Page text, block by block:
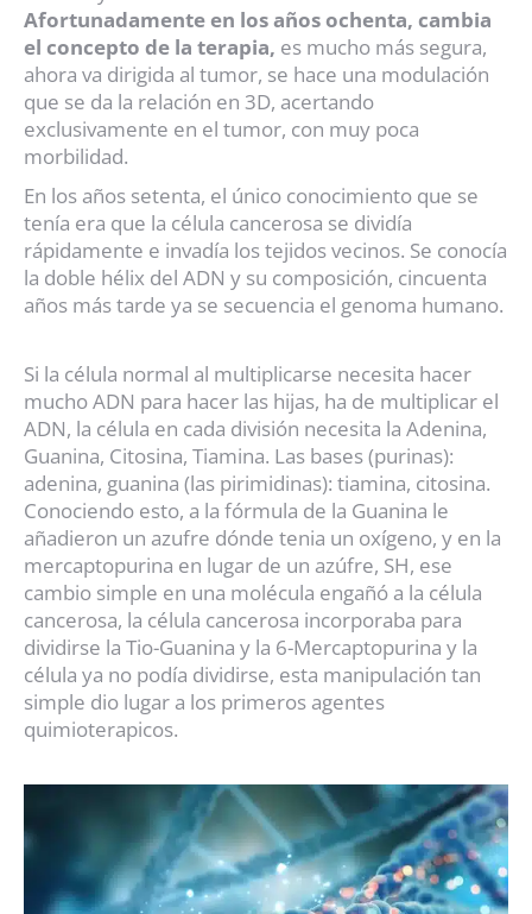
Afortunadamente en los años ochenta, cambia
el concepto de la terapia, es mucho más segura,
ahora va dirigida al tumor, se hace una modulación
que se da la relación en 3D, acertando
exclusivamente en el tumor, con muy poca
morbilidad.
En los años setenta, el único conocimiento que se
tenía era que la célula cancerosa se dividía
rápidamente e invadía los tejidos vecinos. Se conocía
la doble hélix del ADN y su composición, cincuenta
años más tarde ya se secuencia el genoma humano.
Si la célula normal al multiplicarse necesita hacer
mucho ADN para hacer las hijas, ha de multiplicar el
ADN, la célula en cada división necesita la Adenina,
Guanina, Citosina, Tiamina. Las bases (purinas):
adenina, guanina (las pirimidinas): tiamina, citosina.
Conociendo esto, a la fórmula de la Guanina le
añadieron un azufre dónde tenia un oxígeno, y en la
mercaptopurina en lugar de un azúfre, SH, ese
cambio simple en una molécula engañó a la célula
cancerosa, la célula cancerosa incorporaba para
dividirse la Tio-Guanina y la 6-Mercaptopurina y la
célula ya no podía dividirse, esta manipulación tan
simple dio lugar a los primeros agentes
quimioterapicos.